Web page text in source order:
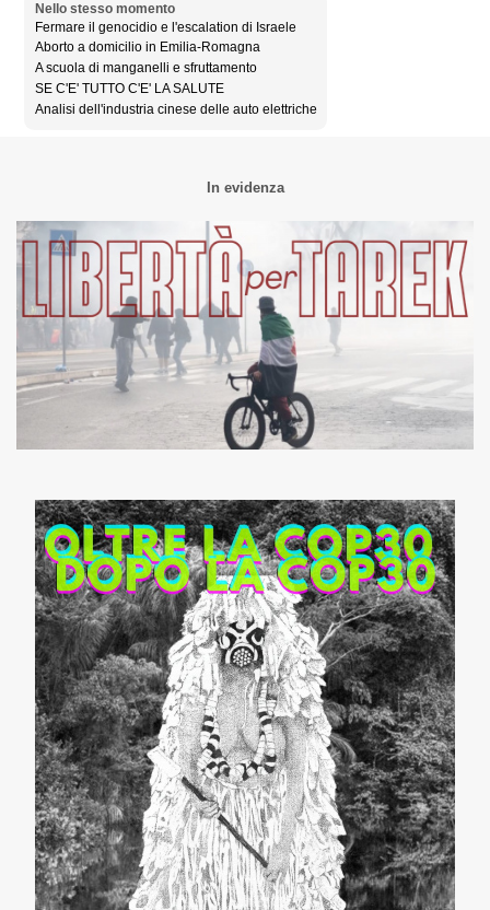
Nello stesso momento
Fermare il genocidio e l'escalation di Israele
Aborto a domicilio in Emilia-Romagna
A scuola di manganelli e sfruttamento
SE C'E' TUTTO C'E' LA SALUTE
Analisi dell'industria cinese delle auto elettriche
In evidenza